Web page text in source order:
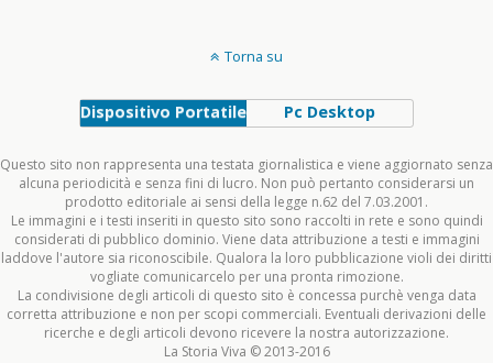
Torna su
Dispositivo Portatile Pc Desktop
Questo sito non rappresenta una testata giornalistica e viene aggiornato senza
alcuna periodicità e senza fini di lucro. Non può pertanto considerarsi un
prodotto editoriale ai sensi della legge n.62 del 7.03.2001.
Le immagini e i testi inseriti in questo sito sono raccolti in rete e sono quindi
considerati di pubblico dominio. Viene data attribuzione a testi e immagini
laddove l'autore sia riconoscibile. Qualora la loro pubblicazione violi dei diritti
vogliate comunicarcelo per una pronta rimozione.
La condivisione degli articoli di questo sito è concessa purchè venga data
corretta attribuzione e non per scopi commerciali. Eventuali derivazioni delle
ricerche e degli articoli devono ricevere la nostra autorizzazione.
La Storia Viva © 2013-2016